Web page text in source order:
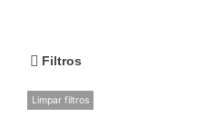
Filtros
Limpar filtros